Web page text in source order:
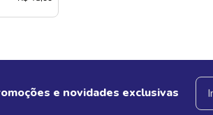
e novidades exclusivas